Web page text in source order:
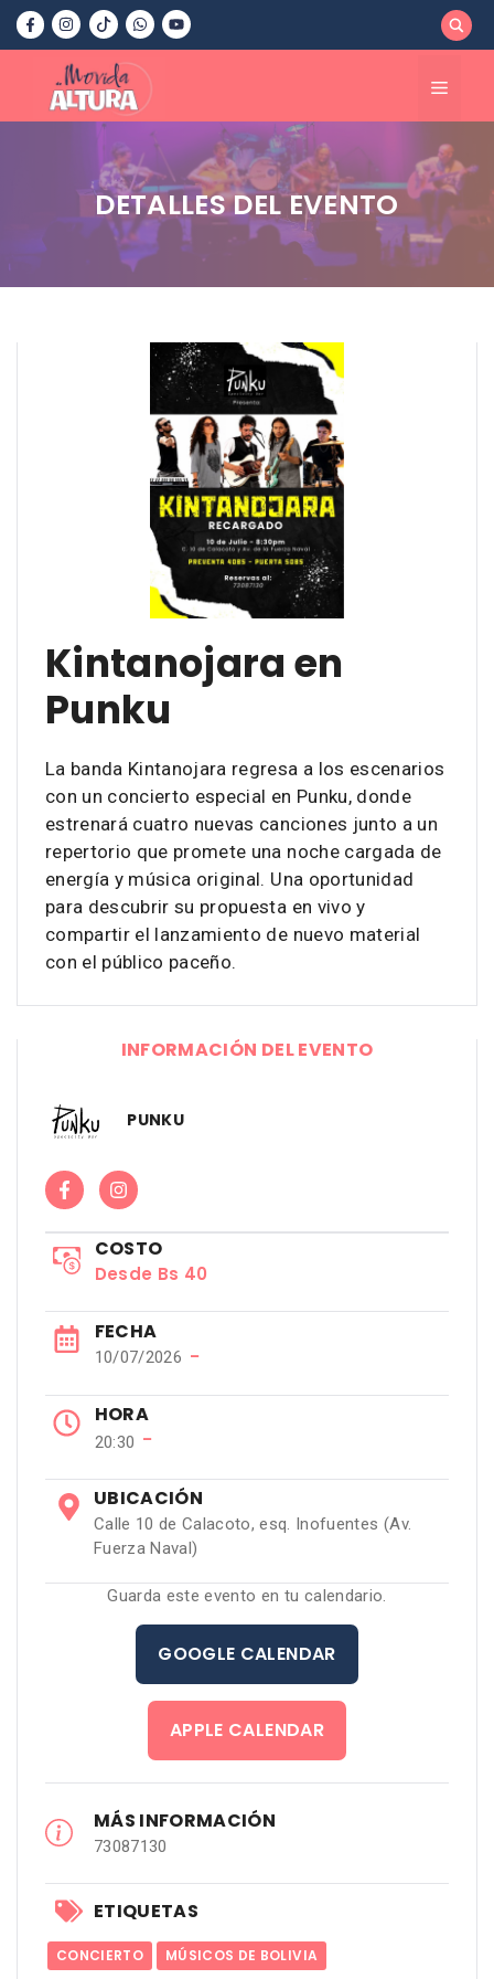
Saltar
contenido
Menú
DETALLES DEL EVENTO
Kintanojara en
Punku
La banda Kintanojara regresa a los escenarios
con un concierto especial en Punku, donde
estrenará cuatro nuevas canciones junto a un
repertorio que promete una noche cargada de
energía y música original. Una oportunidad
para descubrir su propuesta en vivo y
compartir el lanzamiento de nuevo material
con el público paceño.
INFORMACIÓN DEL EVENTO
PUNKU
COSTO
Desde Bs 40
FECHA
10/07/2026 −
HORA
20:30 −
UBICACIÓN
Calle 10 de Calacoto, esq. Inofuentes (Av.
Fuerza Naval)
Guarda este evento en tu calendario.
GOOGLE CALENDAR
APPLE CALENDAR
MÁS INFORMACIÓN
73087130
ETIQUETAS
CONCIERTO MÚSICOS DE BOLIVIA